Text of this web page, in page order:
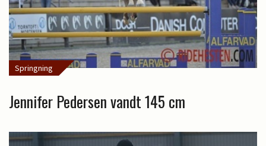
Springning
Jennifer Pedersen vandt 145 cm